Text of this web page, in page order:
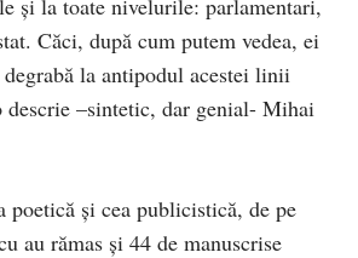
şi la toate nivelurile: parlamentari,
Căci, după cum putem vedea, ei
degrabă la antipodul acestei linii
descrie –sintetic, dar genial- Mihai
poetică şi cea publicistică, de pe
au rămas şi 44 de manuscrise